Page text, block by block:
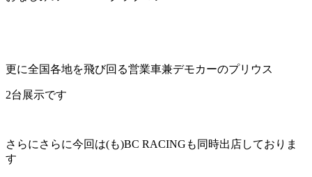
更に全国各地を飛び回る営業車兼デモカーのプリウス
2台展示です
さらにさらに今回は(も)BC RACINGも同時出店しておりま
す